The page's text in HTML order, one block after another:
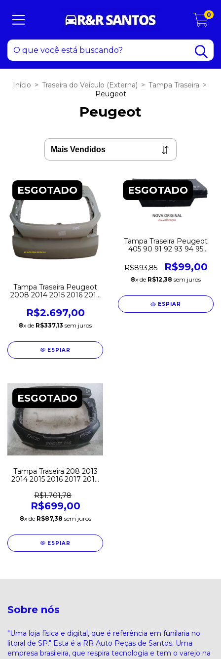
0
Início > Traseira do Veículo (Externa) > Tampa Traseira >
Peugeot
Peugeot
ESGOTADO
Tampa Traseira Peugeot
2008 2014 2015 2016 2017
2023 2024 Original
R$2.697,00
8x de R$337,13 sem juros
ESPIAR
ESGOTADO
Tampa Traseira Peugeot
405 90 91 92 93 94 95
R$893,85
R$99,00
8x de R$12,38 sem juros
ESPIAR
ESGOTADO
Tampa Traseira 208 2013
2014 2015 2016 2017 2018
R$1.701,78
R$699,00
8x de R$87,38 sem juros
ESPIAR
Sobre nós
"Uma loja física e digital, que é referência em funilaria no
litoral de SP." Esta é a RR Auto Peças de Santos. Uma
empresa brasileira, que respira tecnologia e tem o varejo na